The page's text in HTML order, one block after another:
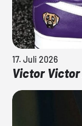
17. Juli 2026
Victor